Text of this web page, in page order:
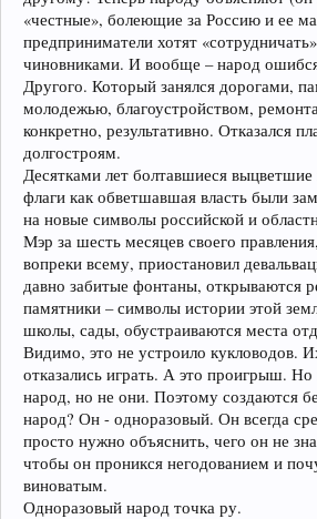
«честные», болеющие за Россию и ее
предприниматели хотят
чиновниками. И вообще – народ
Другого. Который занялся дорогами,
молодежью, благоустройством,
конкретно, результативно. Отказался
долгостроям.
Десятками лет болтавшиеся
флаги как обветшавшая власть были
на новые символы российской и
Мэр за шесть месяцев своего
вопреки всему, приостановил
давно забитые фонтаны, открываются
памятники – символы истории этой
школы, сады, обустраиваются места
Видимо, это не устроило кукловодов.
отказались играть. А это проигрыш.
народ, но не они. Поэтому создаются
народ? Он - одноразовый. Он всегда
просто нужно объяснить, чего он не
чтобы он проникся негодованием и
виноватым.
Одноразовый народ точка ру.